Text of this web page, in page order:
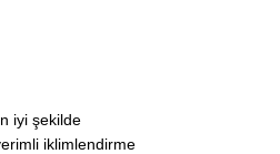
iyi şekilde
iklimlendirme